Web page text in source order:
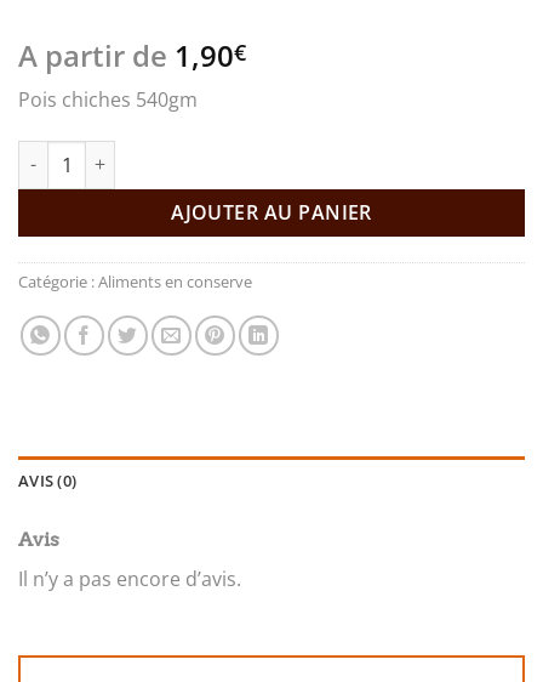
A partir de 1,90€
Pois chiches 540gm
quantité de Pois chiches
AJOUTER AU PANIER
Catégorie :Aliments en conserve
AVIS (0)
Avis
Il n’y a pas encore d’avis.